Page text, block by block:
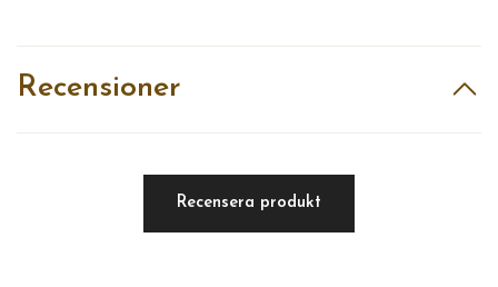
Recensioner
Recensera produkt